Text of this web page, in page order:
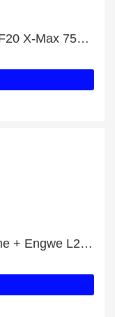
Verifiziertes Angebot – Fafrees F20 X-Max 750W 20" Fat Bike E-bike Klapprad mit 30Ah Samsung Akku mit Rabatten von bis zu 7%
26% Rabatt auf Mindestabnahme + Engwe L20 SE * 2 E-Bikes Combo mit 30% Rabatt